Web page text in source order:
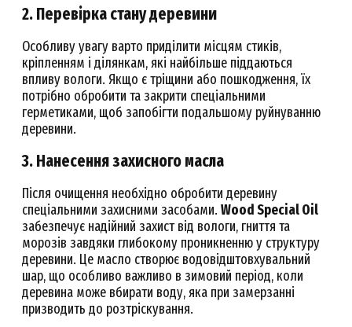
2. Перевірка стану деревини
Особливу увагу варто приділити місцям стиків,
кріпленням і ділянкам, які найбільше піддаються
впливу вологи. Якщо є тріщини або пошкодження, їх
потрібно обробити та закрити спеціальними
герметиками, щоб запобігти подальшому руйнуванню
деревини.
3. Нанесення захисного масла
Після очищення необхідно обробити деревину
спеціальними захисними засобами. Wood Special Oil
забезпечує надійний захист від вологи, гниття та
морозів завдяки глибокому проникненню у структуру
деревини. Це масло створює водовідштовхувальний
шар, що особливо важливо в зимовий період, коли
деревина може вбирати воду, яка при замерзанні
призводить до розтріскування.